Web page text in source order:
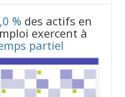
% des actifs en
exercent à
partiel